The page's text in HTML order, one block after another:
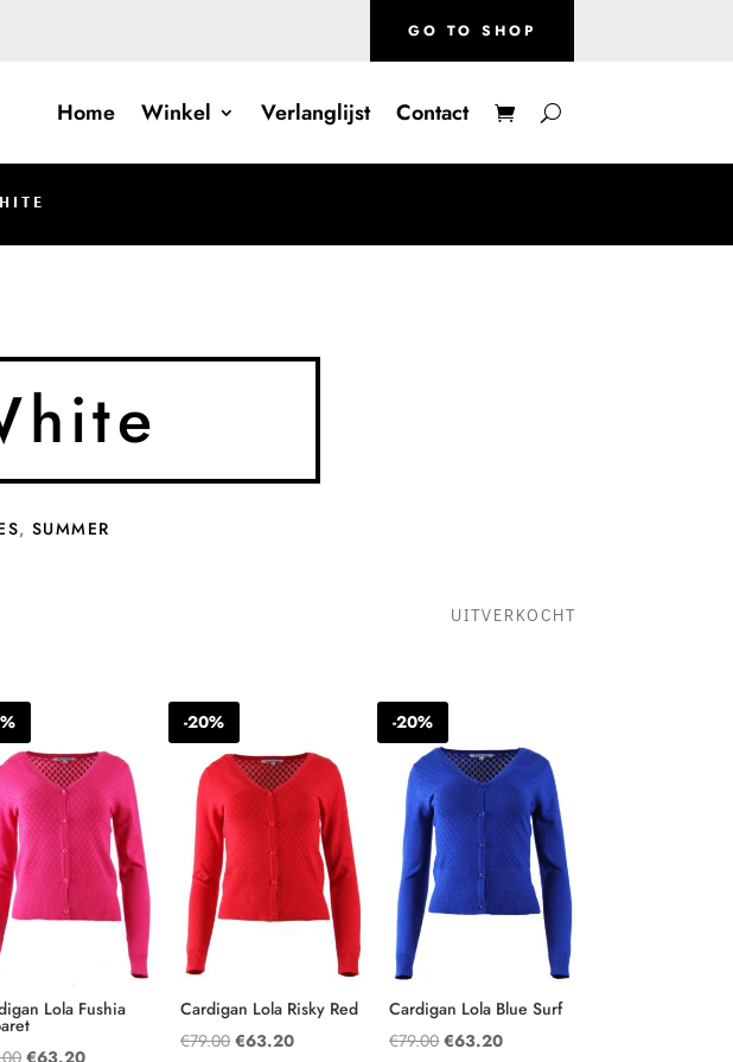
GO TO SHOP
Home Winkel Verlanglijst Contact
,SUMMER
UITVERKOCHT
Lola Fushia
Oorspronkelijke
€63.20Huidige
-20%
Cardigan Lola Risky Red
€79.00 Oorspronkelijke
€63.20Huidige
-20%
Cardigan Lola Blue Surf
€79.00Oorspronkelijke
€63.20Huidige